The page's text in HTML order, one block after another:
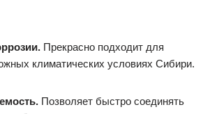
Прекрасно подходит для
климатических условиях Сибири.
Позволяет быстро соединять